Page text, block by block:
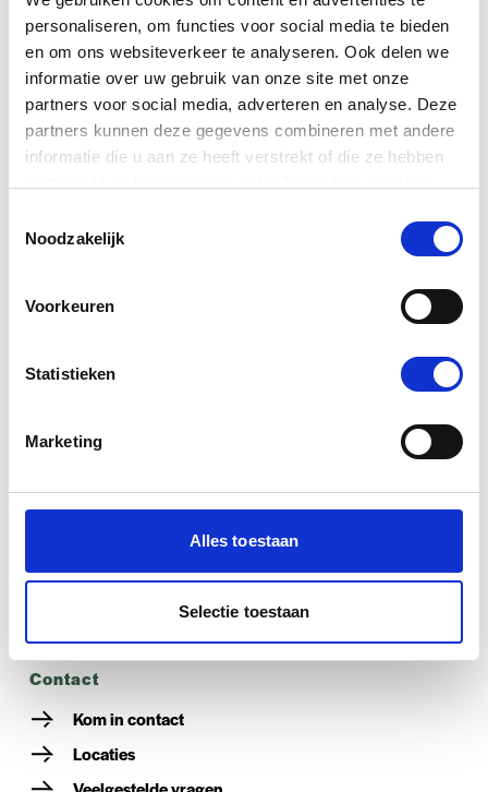
personaliseren, om functies voor social media te bieden
en om ons websiteverkeer te analyseren. Ook delen we
informatie over uw gebruik van onze site met onze
partners voor social media, adverteren en analyse. Deze
partners kunnen deze gegevens combineren met andere
informatie die u aan ze heeft verstrekt of die ze hebben
Noodzakelijk
Voorkeuren
Statistieken
Marketing
Alles toestaan
Selectie toestaan
informatie voor
contact
Kom in contact
Locaties